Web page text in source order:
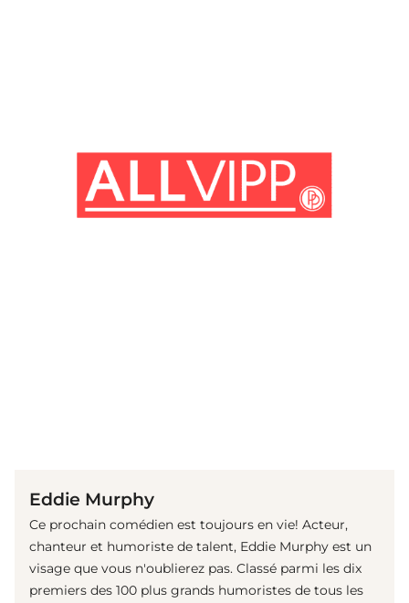
Eddie Murphy
Ce prochain comédien est toujours en vie! Acteur,
chanteur et humoriste de talent, Eddie Murphy est un
visage que vous n'oublierez pas. Classé parmi les dix
premiers des 100 plus grands humoristes de tous les